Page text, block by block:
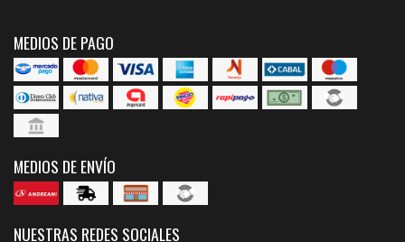
MEDIOS DE PAGO
MEDIOS DE ENVÍO
NUESTRAS REDES SOCIALES